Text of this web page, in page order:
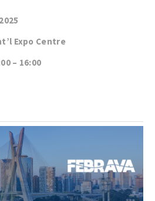
Expo Centre
– 16:00